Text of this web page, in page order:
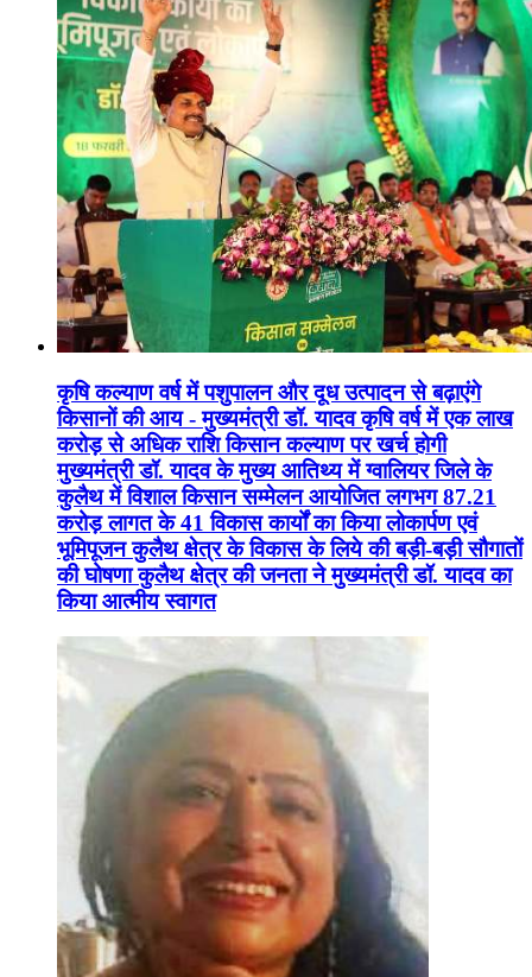
कृषि कल्याण वर्ष में पशुपालन और दूध उत्पादन से बढ़ाएंगे
किसानों की आय - मुख्यमंत्री डॉ. यादव कृषि वर्ष में एक लाख
करोड़ से अधिक राशि किसान कल्याण पर खर्च होगी
मुख्यमंत्री डॉ. यादव के मुख्य आतिथ्य में ग्वालियर जिले के
कुलैथ में विशाल किसान सम्मेलन आयोजित लगभग 87.21
करोड़ लागत के 41 विकास कार्यों का किया लोकार्पण एवं
भूमिपूजन कुलैथ क्षेत्र के विकास के लिये की बड़ी-बड़ी सौगातों
की घोषणा कुलैथ क्षेत्र की जनता ने मुख्यमंत्री डॉ. यादव का
किया आत्मीय स्वागत